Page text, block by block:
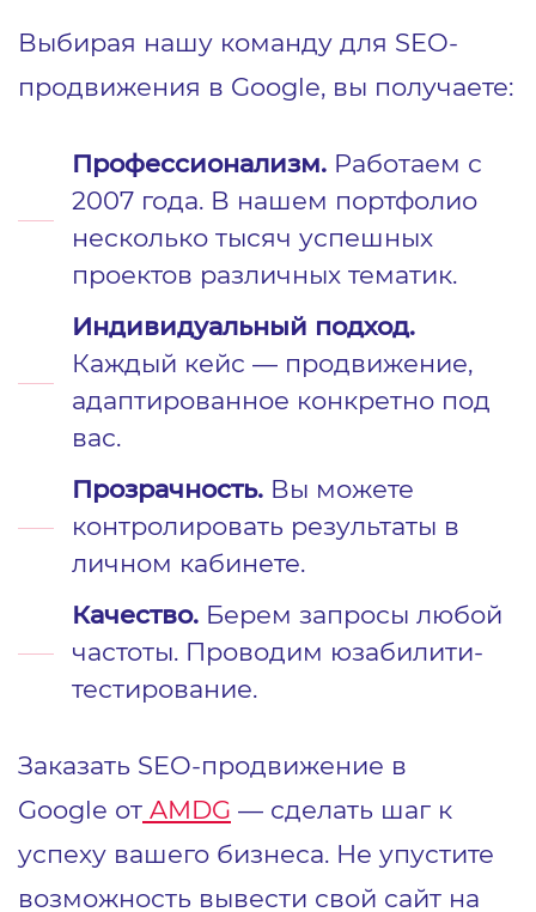
Выбирая нашу команду для SEO-
продвижения в Google, вы получаете:
Профессионализм. Работаем с
2007 года. В нашем портфолио
несколько тысяч успешных
проектов различных тематик.
Индивидуальный подход.
Каждый кейс — продвижение,
адаптированное конкретно под
вас.
Прозрачность. Вы можете
контролировать результаты в
личном кабинете.
Качество. Берем запросы любой
частоты. Проводим юзабилити-
тестирование.
Заказать SEO-продвижение в
Google от AMDG — сделать шаг к
успеху вашего бизнеса. Не упустите
возможность вывести свой сайт на